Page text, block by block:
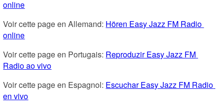
online
Voir cette page en Allemand: Hören Easy Jazz FM Radio
online
Voir cette page en Portugais: Reproduzir Easy Jazz FM
Radio ao vivo
Voir cette page en Espagnol: Escuchar Easy Jazz FM Radio
en vivo